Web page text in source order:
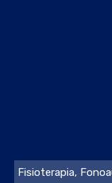
Fisioterapia,